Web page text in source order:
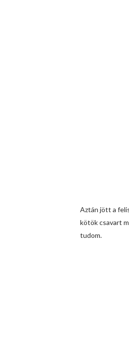
Aztán jött a
kötök csavart
tudom.